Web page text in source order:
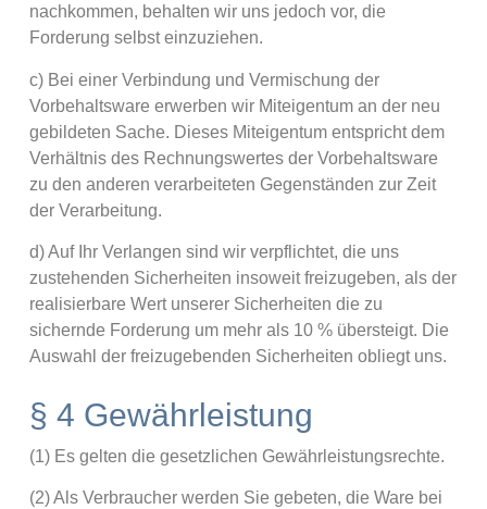
nachkommen, behalten wir uns jedoch vor, die
Forderung selbst einzuziehen.
c) Bei einer Verbindung und Vermischung der
Vorbehaltsware erwerben wir Miteigentum an der neu
gebildeten Sache. Dieses Miteigentum entspricht dem
Verhältnis des Rechnungswertes der Vorbehaltsware
zu den anderen verarbeiteten Gegenständen zur Zeit
der Verarbeitung.
d) Auf Ihr Verlangen sind wir verpflichtet, die uns
zustehenden Sicherheiten insoweit freizugeben, als der
realisierbare Wert unserer Sicherheiten die zu
sichernde Forderung um mehr als 10 % übersteigt. Die
Auswahl der freizugebenden Sicherheiten obliegt uns.
§ 4 Gewährleistung
(1) Es gelten die gesetzlichen Gewährleistungsrechte.
(2) Als Verbraucher werden Sie gebeten, die Ware bei